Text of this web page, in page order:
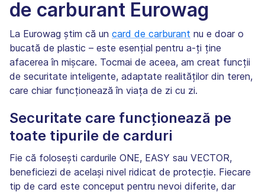
de carburant Eurowag
La Eurowag știm că un card de carburant nu e doar o
bucată de plastic – este esențial pentru a-ți ține
afacerea în mișcare. Tocmai de aceea, am creat funcții
de securitate inteligente, adaptate realităților din teren,
care chiar funcționează în viața de zi cu zi.
Securitate care funcționează pe
toate tipurile de carduri
Fie că folosești cardurile ONE, EASY sau VECTOR,
beneficiezi de același nivel ridicat de protecție. Fiecare
tip de card este conceput pentru nevoi diferite, dar